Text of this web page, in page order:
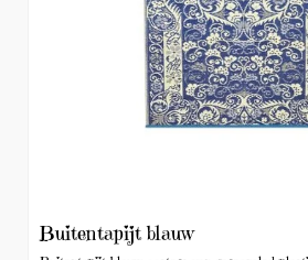
Buitentapijt blauw